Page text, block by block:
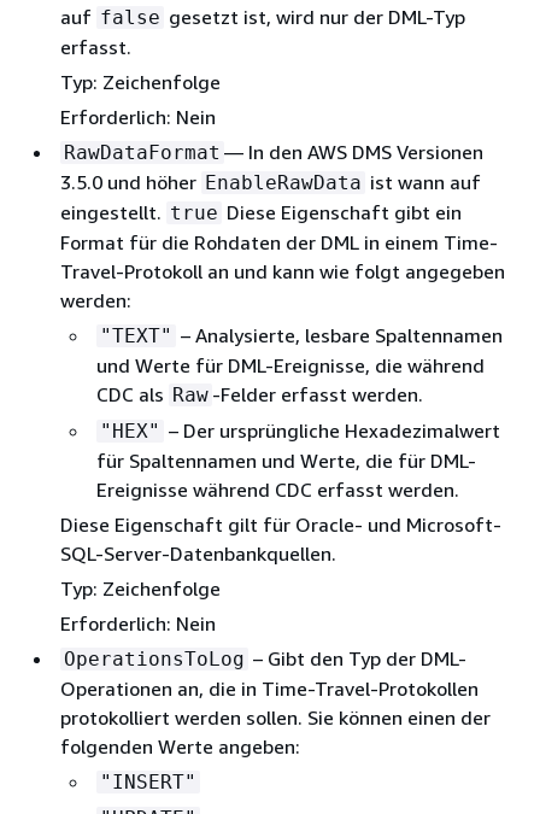
auf false gesetzt ist, wird nur der DML-Typ
erfasst.
Typ: Zeichenfolge
Erforderlich: Nein
RawDataFormat — In den AWS DMS Versionen
3.5.0 und höher EnableRawData ist wann auf
eingestellt. true Diese Eigenschaft gibt ein
Format für die Rohdaten der DML in einem Time-
Travel-Protokoll an und kann wie folgt angegeben
werden:
"TEXT" – Analysierte, lesbare Spaltennamen
und Werte für DML-Ereignisse, die während
CDC als Raw -Felder erfasst werden.
"HEX" – Der ursprüngliche Hexadezimalwert
für Spaltennamen und Werte, die für DML-
Ereignisse während CDC erfasst werden.
Diese Eigenschaft gilt für Oracle- und Microsoft-
SQL-Server-Datenbankquellen.
Typ: Zeichenfolge
Erforderlich: Nein
OperationsToLog – Gibt den Typ der DML-
Operationen an, die in Time-Travel-Protokollen
protokolliert werden sollen. Sie können einen der
folgenden Werte angeben:
"INSERT"